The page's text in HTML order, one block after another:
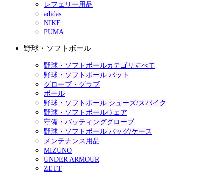
レフェリー用品
adidas
NIKE
PUMA
野球・ソフトボール
野球・ソフトボールカテゴリすべて
野球・ソフトボール バット
グローブ・グラブ
ボール
野球・ソフトボール シューズ/スパイク
野球・ソフトボールウェア
守備・バッティンググローブ
野球・ソフトボール バッグ/ケース
メンテナンス用品
MIZUNO
UNDER ARMOUR
ZETT